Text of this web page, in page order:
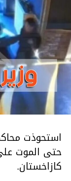
استحوذت
حتى الموت
كازاخستان.